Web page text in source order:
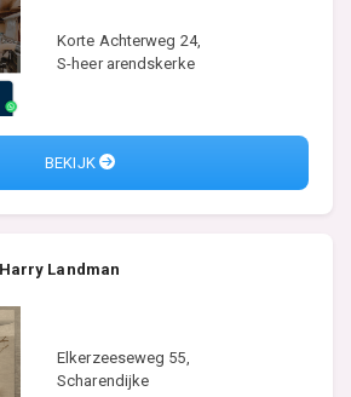
Korte Achterweg 24,
S-heer arendskerke
BEKIJK
Landman
Elkerzeeseweg 55,
Scharendijke